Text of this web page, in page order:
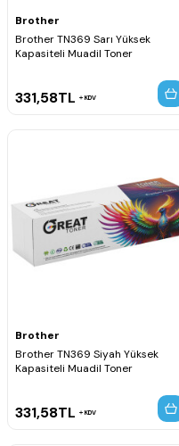
Brother
Brother TN369 Sarı Yüksek
Kapasiteli Muadil Toner
331,58TL KDV
Brother
Brother TN369 Siyah Yüksek
Kapasiteli Muadil Toner
331,58TL KDV